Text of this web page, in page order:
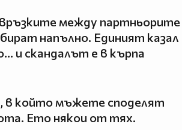
между партньорите
напълно. Единият казал
и скандалът е в кърпа
в който мъжете споделят
Ето някои от тях.